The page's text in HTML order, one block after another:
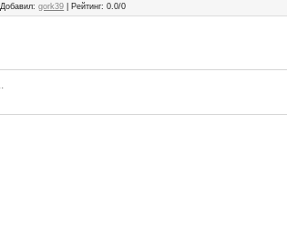
Добавил: gork39 Рейтинг: 0.0/0